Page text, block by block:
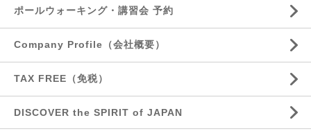
ポールウォーキング・講習会 予約
Company Profile（会社概要）
TAX FREE（免税）
DISCOVER the SPIRIT of JAPAN